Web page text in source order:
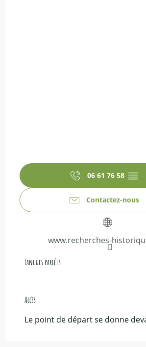
06 61 76 58 ▒▒
Contactez-nous
www.recherches-
Langues parlées
Langues parlées
Accès
Accès
Le point de départ se donne